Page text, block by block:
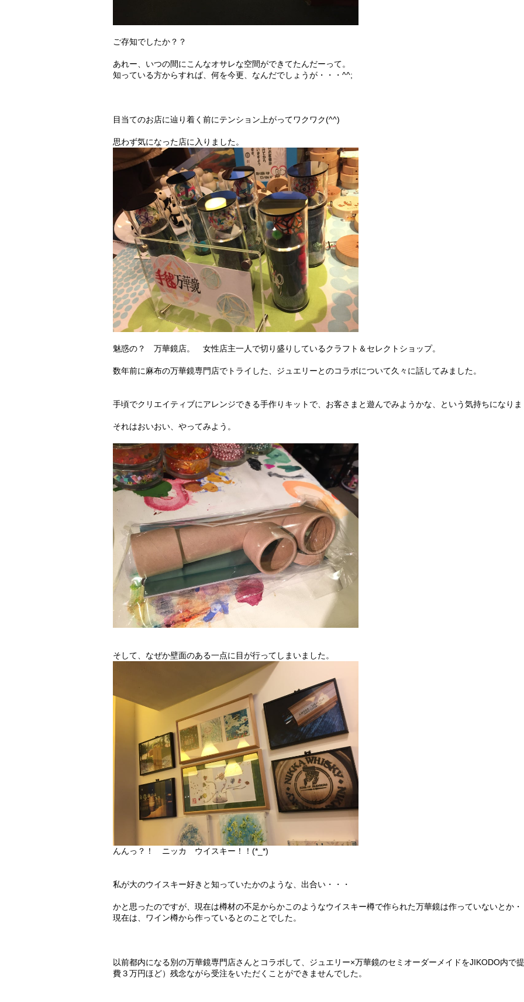
ご存知でしたか？？
あれー、いつの間にこんなオサレな空間ができてたんだーって。
知っている方からすれば、何を今更、なんだでしょうが・・・^^;
目当てのお店に辿り着く前にテンション上がってワクワク(^^)
思わず気になった店に入りました。
魅惑の？ 万華鏡店。 女性店主一人で切り盛りしているクラフト＆セレクトショップ。
数年前に麻布の万華鏡専門店でトライした、ジュエリーとのコラボについて久々に話してみました。
手頃でクリエイティブにアレンジできる手作りキットで、お客さまと遊んでみようかな、という気持ちになり
それはおいおい、やってみよう。
そして、なぜか壁面のある一点に目が行ってしまいました。
んんっ？！ ニッカ ウイスキー！！(*_*)
私が大のウイスキー好きと知っていたかのような、出合い・・・
かと思ったのですが、現在は樽材の不足からかこのようなウイスキー樽で作られた万華鏡は作っていないとか
現在は、ワイン樽から作っているとのことでした。
以前都内になる別の万華鏡専門店さんとコラボして、ジュエリー×万華鏡のセミオーダーメイドをJIKODO内で
費３万円ほど）残念ながら受注をいただくことができませんでした。